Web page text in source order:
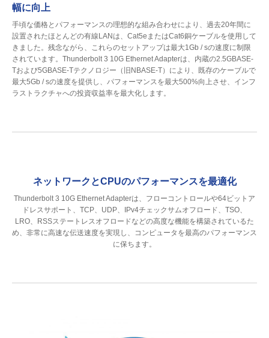
幅に向上
手頃な価格とパフォーマンスの理想的な組み合わせにより、過去20年間に
設置されたほとんどの有線LANは、Cat5eまたはCat6銅ケーブルを使用して
きました。残念ながら、これらのセットアップは最大1Gb / sの速度に制限
されています。Thunderbolt 3 10G Ethernet Adapterは、内蔵の2.5GBASE-
Tおよび5GBASE-Tテクノロジー（旧NBASE-T）により、既存のケーブルで
最大5Gb / sの速度を提供し、パフォーマンスを最大500%向上させ、インフ
ラストラクチャへの投資収益率を最大化します。
ネットワークとCPUのパフォーマンスを最適化
Thunderbolt 3 10G Ethernet Adapterは、フローコントロールや64ビットア
ドレスサポート、TCP、UDP、IPv4チェックサムオフロード、TSO、
LRO、RSSステートレスオフロードなどの高度な機能を構築されているた
め、非常に高速な伝送速度を実現し、コンピュータを最高のパフォーマンス
に保ちます。